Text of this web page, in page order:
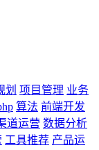
划 项目管理 业务
算法 前端开发
道运营 数据分析
工具推荐 产品运